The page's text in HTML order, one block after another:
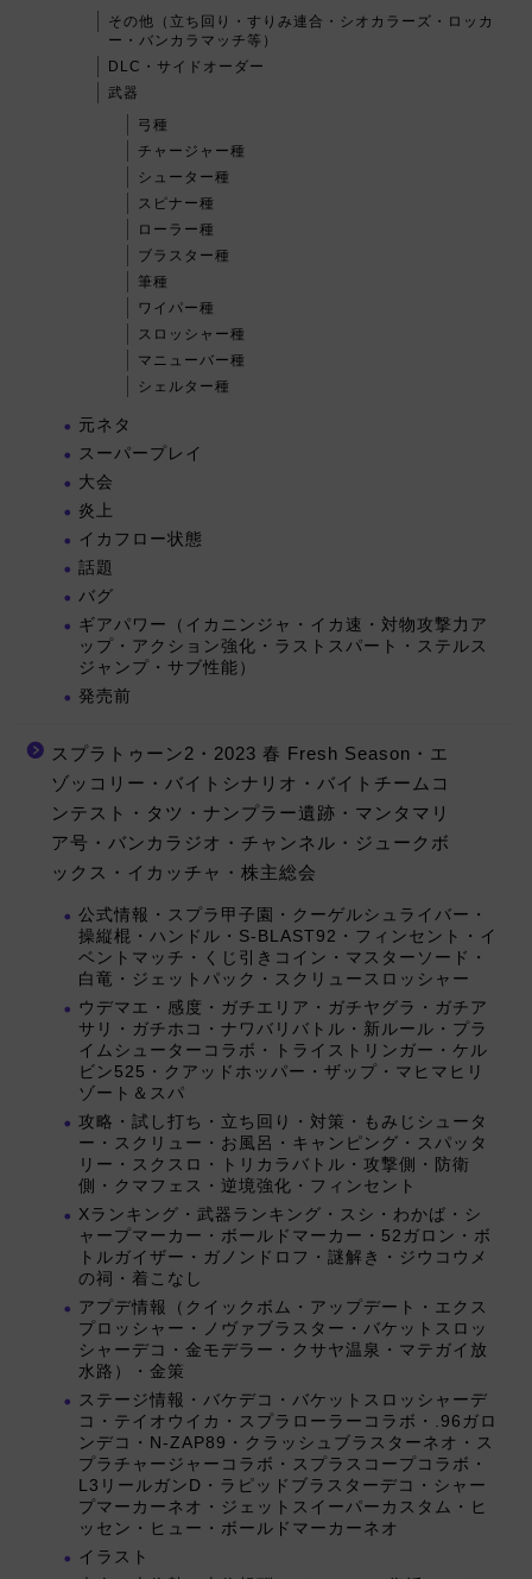
その他（立ち回り・すりみ連合・シオカラーズ・ロッカ
ー・バンカラマッチ等）
DLC・サイドオーダー
武器
弓種
チャージャー種
シューター種
スピナー種
ローラー種
ブラスター種
筆種
ワイパー種
スロッシャー種
マニューバー種
シェルター種
元ネタ
スーパープレイ
大会
炎上
イカフロー状態
話題
バグ
ギアパワー（イカニンジャ・イカ速・対物攻撃力ア
ップ・アクション強化・ラストスパート・ステルス
ジャンプ・サブ性能）
発売前
スプラトゥーン2・2023 春 Fresh Season・エ
ゾッコリー・バイトシナリオ・バイトチームコ
ンテスト・タツ・ナンプラー遺跡・マンタマリ
ア号・バンカラジオ・チャンネル・ジュークボ
ックス・イカッチャ・株主総会
公式情報・スプラ甲子園・クーゲルシュライバー・
操縦棍・ハンドル・S-BLAST92・フィンセント・イ
ベントマッチ・くじ引きコイン・マスターソード・
白竜・ジェットパック・スクリュースロッシャー
ウデマエ・感度・ガチエリア・ガチヤグラ・ガチア
サリ・ガチホコ・ナワバリバトル・新ルール・プラ
イムシューターコラボ・トライストリンガー・ケル
ビン525・クアッドホッパー・ザップ・マヒマヒリ
ゾート＆スパ
攻略・試し打ち・立ち回り・対策・もみじシュータ
ー・スクリュー・お風呂・キャンピング・スパッタ
リー・スクスロ・トリカラバトル・攻撃側・防衛
側・クマフェス・逆境強化・フィンセント
Xランキング・武器ランキング・スシ・わかば・シ
ャープマーカー・ボールドマーカー・52ガロン・ボ
トルガイザー・ガノンドロフ・謎解き・ジウコウメ
の祠・着こなし
アプデ情報（クイックボム・アップデート・エクス
プロッシャー・ノヴァブラスター・バケットスロッ
シャーデコ・金モデラー・クサヤ温泉・マテガイ放
水路）・金策
ステージ情報・バケデコ・バケットスロッシャーデ
コ・テイオウイカ・スプラローラーコラボ・.96ガロ
ンデコ・N-ZAP89・クラッシュブラスターネオ・ス
プラチャージャーコラボ・スプラスコープコラボ・
L3リールガンD・ラピッドブラスターデコ・シャー
プマーカーネオ・ジェットスイーパーカスタム・ヒ
ッセン・ヒュー・ボールドマーカーネオ
イラスト